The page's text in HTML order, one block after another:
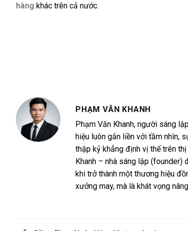
hàng khác trên cả nước.
PHẠM VĂN KHANH
Phạm Văn Khanh, người sáng
hiệu luôn gắn liền với tầm nhìn,
thập kỷ khẳng định vị thế trên
Khanh – nhà sáng lập
khi trở thành một thương hiệu
xưởng may, mà là khát vọng